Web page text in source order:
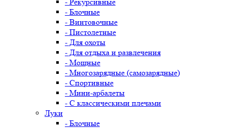
- Блочные
- Винтовочные
- Пистолетные
- Для охоты
- Для отдыха и развлечения
- Мощные
- Многозарядные (самозарядные)
- Спортивные
- Мини-арбалеты
- С классическими плечами
Луки
- Блочные